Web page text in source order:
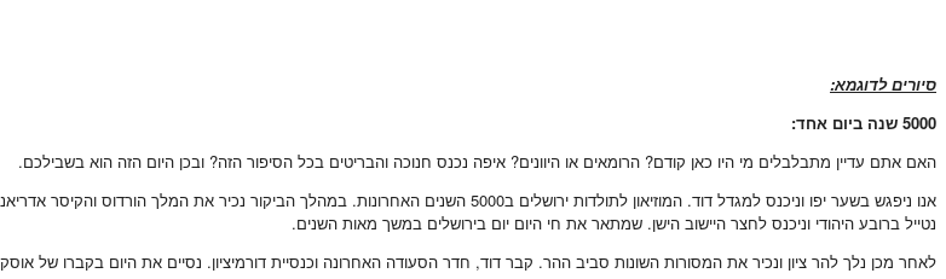
סיורים לדוגמא:
5000 שנה ביום אחד:
האם אתם עדיין מתבלבלים מי היו כאן קודם? הרומאים או היוונים? איפה נכנס חנוכה והבריטים בכל הסיפור הזה? ובכן היום הזה הוא בשבילכם.
אנו ניפגש בשער יפו וניכנס למגדל דוד. המוזיאון לתולדות ירושלים ב5000 השנים האחרונות.
נטייל ברובע היהודי וניכנס לחצר היישוב הישן. שמתאר את חי היום יום בירושלים במשך מאות השנים.
לאחר מכן נלך להר ציון ונכיר את המסורות השונות סביב ההר. קבר דוד, חדר הסעודה האחרונה וכנסיית דורמיציון. נסיים את היום בקברו של